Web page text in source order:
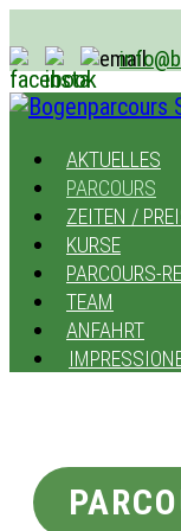
AKTUELLES
PARCOURS
ZEITEN /
KURSE
PARCOURS-
TEAM
ANFAHRT